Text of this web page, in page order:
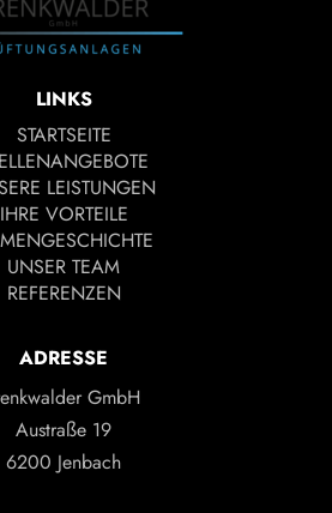
LINKS
STARTSEITE
LEISTUNGEN
IHRE VORTEILE
UNSER TEAM
REFERENZEN
ADRESSE
GmbH
Austraße 19
6200 Jenbach